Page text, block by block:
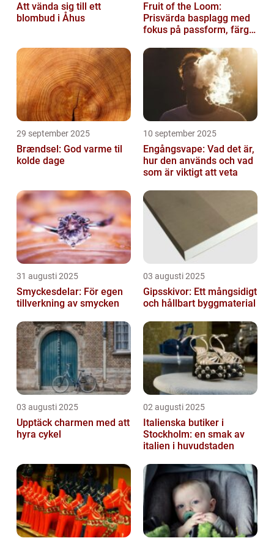
Att vända sig till ett
blombud i Åhus
Fruit of the Loom:
Prisvärda basplagg med
fokus på passform, färg
29 september 2025
Brændsel: God varme til
kolde dage
10 september 2025
Engångsvape: Vad det är,
hur den används och vad
som är viktigt att veta
31 augusti 2025
Smyckesdelar: För egen
tillverkning av smycken
03 augusti 2025
Gipsskivor: Ett mångsidigt
och hållbart byggmaterial
03 augusti 2025
Upptäck charmen med att
hyra cykel
02 augusti 2025
Italienska butiker i
Stockholm: en smak av
italien i huvudstaden